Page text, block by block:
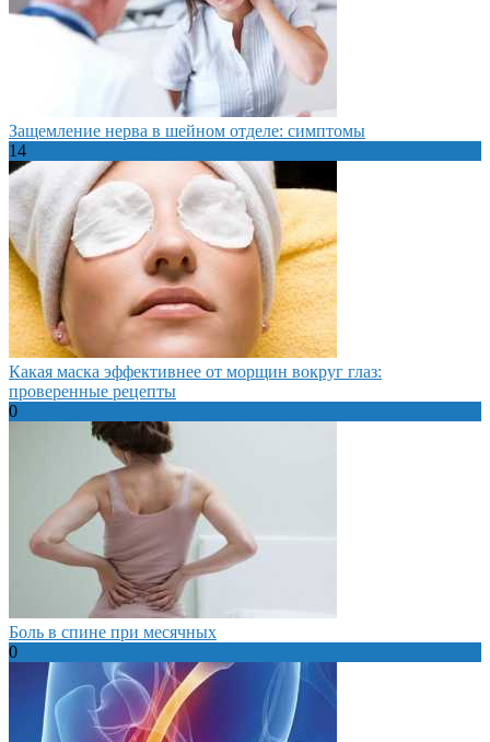
Защемление нерва в шейном отделе: симптомы
14
Какая маска эффективнее от морщин вокруг глаз:
проверенные рецепты
0
Боль в спине при месячных
0